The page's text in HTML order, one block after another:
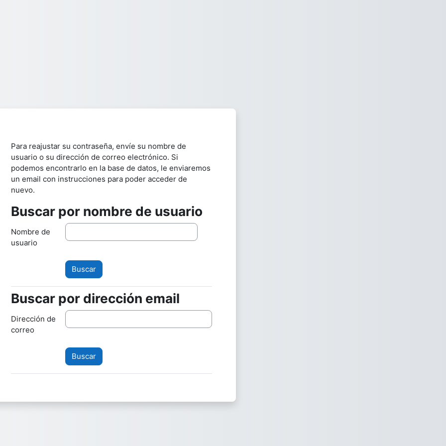
Para reajustar su contraseña, envíe su nombre de
usuario o su dirección de correo electrónico. Si
podemos encontrarlo en la base de datos, le enviaremos
un email con instrucciones para poder acceder de
nuevo.
Buscar por nombre de usuario
Buscar por nombre de usuario
Nombre de
usuario
Buscar por dirección email
Buscar por dirección email
Dirección de
correo